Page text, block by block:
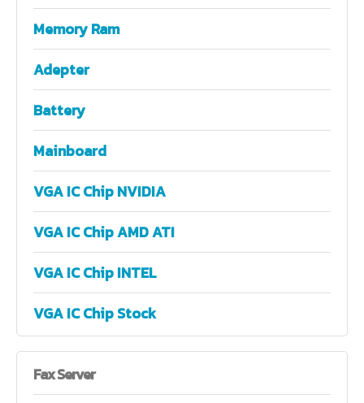
Memory Ram
Adepter
Battery
Mainboard
VGA IC Chip NVIDIA
VGA IC Chip AMD ATI
VGA IC Chip INTEL
VGA IC Chip Stock
FaxServer